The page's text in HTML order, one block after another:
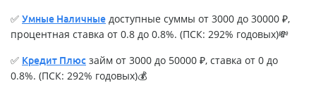
✅ Умные Наличные доступные суммы от 3000 до 30000 ₽,
процентная ставка от 0.8 до 0.8%. (ПСК: 292% годовых)💸
✅ Кредит Плюс займ от 3000 до 50000 ₽, ставка от 0 до
0.8%. (ПСК: 292% годовых)💰